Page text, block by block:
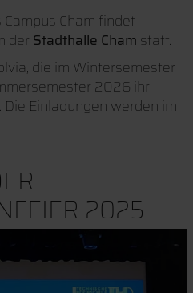
Cham findet
der Stadthalle Cham statt.
die im Wintersemester
2026 ihr
Einladungen werden im
2025